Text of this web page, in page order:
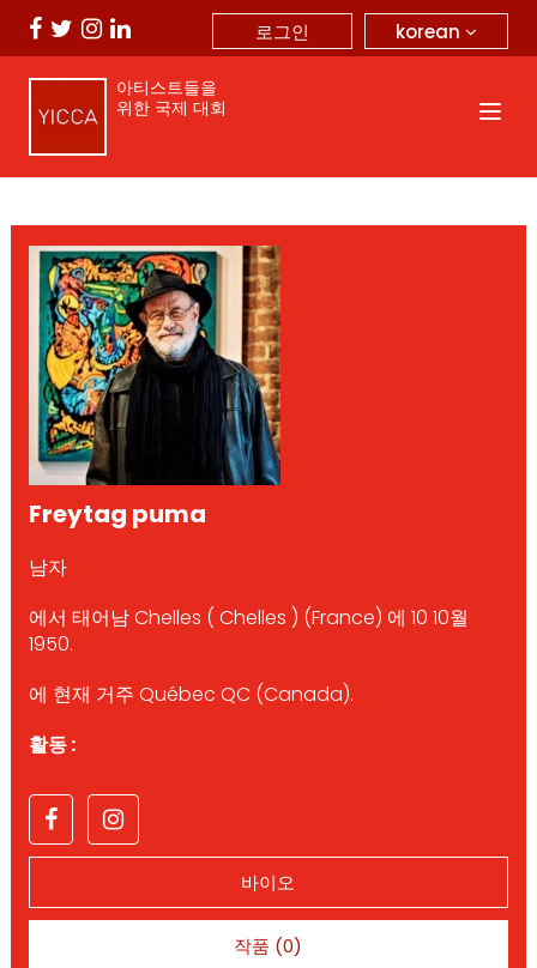
korean
로그인
아티스트들을
위한 국제 대회
Freytag puma
남자
에서 태어남 Chelles ( Chelles ) (France) 에 10 10월
1950.
에 현재 거주 Québec QC (Canada).
활동 :
바이오
작품 (0)